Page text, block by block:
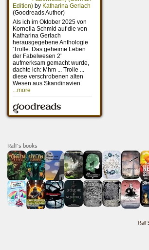
Ralf's books
Ralf